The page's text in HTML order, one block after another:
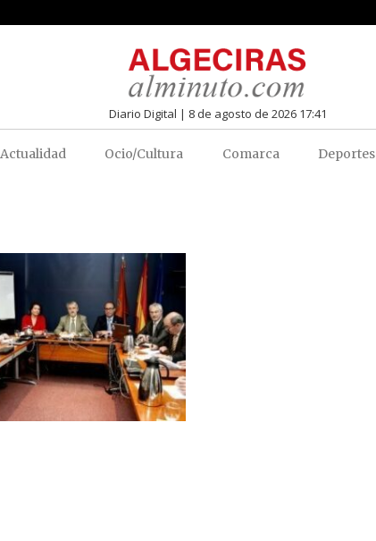
Diario Digital | 8 de agosto de 2026 17:41
Actualidad Ocio/Cultura Comarca Deportes